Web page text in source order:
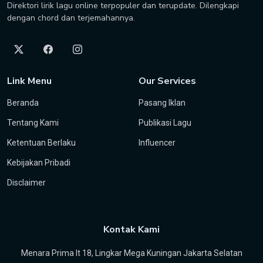
Direktori lirik lagu online terpopuler dan terupdate. Dilengkapi
dengan chord dan terjemahannya.
Link Menu
Beranda
Tentang Kami
Ketentuan Berlaku
Kebijakan Pribadi
Disclaimer
Our Services
Pasang Iklan
Publikasi Lagu
Influencer
Kontak Kami
Menara Prima lt 18, Lingkar Mega Kuningan Jakarta Selatan